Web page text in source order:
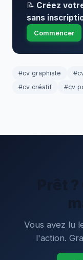
📝 Créez
sans
Commencer
#cv graphiste
#cv créatif
#cv
Prêt
Vous avez lu
l'action.